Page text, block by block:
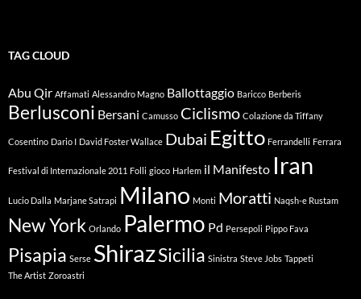
TAG CLOUD
Abu Qir Affamati Alessandro Magno Ballottaggio Baricco Berberis
Berlusconi Bersani Camusso Ciclismo Colazione da Tiffany
Cosentino Dario I David Foster Wallace Dubai Egitto Ferrandelli Ferrara
Festival di Internazionale 2011 Folli gioco Harlem il Manifesto Iran
Lucio Dalla Marjane Satrapi Milano Monti Moratti Naqsh-e Rustam
New York Orlando Palermo Pd Persepoli Pippo Fava
Pisapia Serse ShirazSicilia Sinistra Steve Jobs Tappeti
The Artist Zoroastri